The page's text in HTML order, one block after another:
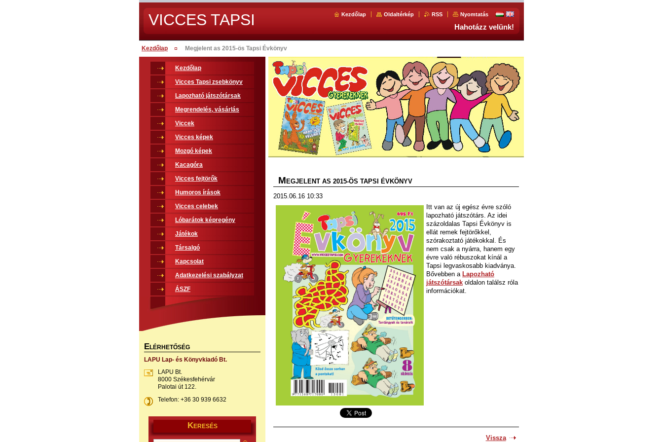
VICCES TAPSI Kezdőlap Oldaltérkép RSS Nyomtatás
Hahotázz velünk!
Kezdőlap Megjelent as 2015-ös Tapsi Évkönyv
M EGJELENT AS 2015-ÖS TAPSI ÉVKÖNYV
2015.06.16 10:33
Itt van az új egész évre szóló
lapozható játszótárs. Az idei
százoldalas Tapsi Évkönyv is
ellát remek fejtörőkkel,
szórakoztató játékokkal. És
nem csak a nyárra, hanem egy
évre való rébuszokat kínál a
Tapsi legvaskosabb kiadványa.
Bővebben a Lapozható
játszótársak oldalon találsz róla
információkat.
Vissza
Kezdőlap
Vicces Tapsi zsebkönyv
Lapozható játszótársak
Megrendelés, vásárlás
Viccek
Vicces képek
Mozgó képek
Kacagóra
Vicces fejtörők
Humoros írások
Vicces celebek
Lóbarátok képregény
Játékok
Társalgó
Kapcsolat
Adatkezelési szabályzat
ÁSZF
ELÉRHETŐSÉG
LAPU Lap- és Könyvkiadó Bt.
LAPU Bt.
8000 Székesfehérvár
Palotai út 122.
Telefon: +36 30 939 6632
KERESÉS